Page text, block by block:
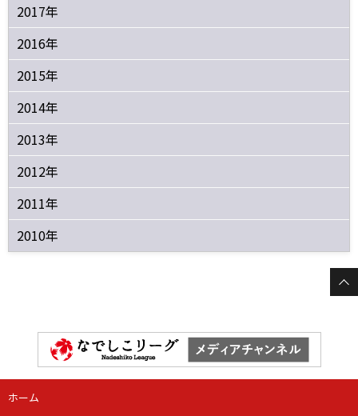
2017年
2016年
2015年
2014年
2013年
2012年
2011年
2010年
ホーム